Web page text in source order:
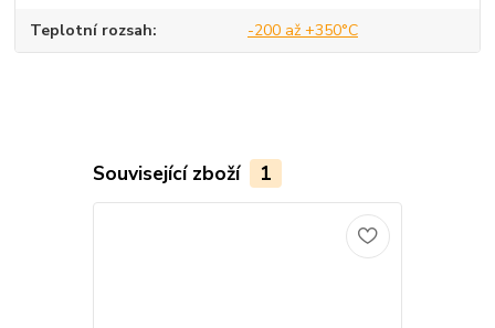
Teplotní rozsah -200 až +350°C
Související zboží 1